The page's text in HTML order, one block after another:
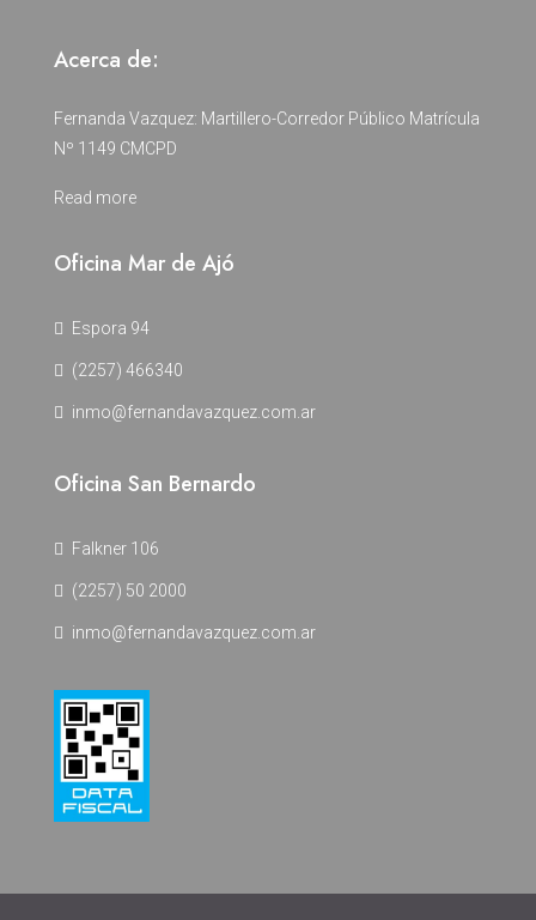
Acerca de:
Fernanda Vazquez: Martillero-Corredor Público Matrícula
Nº 1149 CMCPD
Read more
Oficina Mar de Ajó
Espora 94
(2257) 466340
inmo@fernandavazquez.com.ar
Oficina San Bernardo
Falkner 106
(2257) 50 2000
inmo@fernandavazquez.com.ar